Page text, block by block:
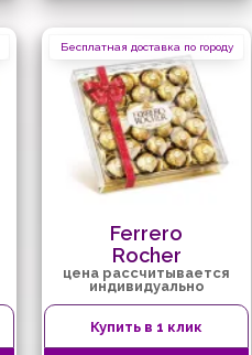
Бесплатная доставка по городу
Ferrero
Rocher
цена рассчитывается
индивидуально
Купить в 1 клик